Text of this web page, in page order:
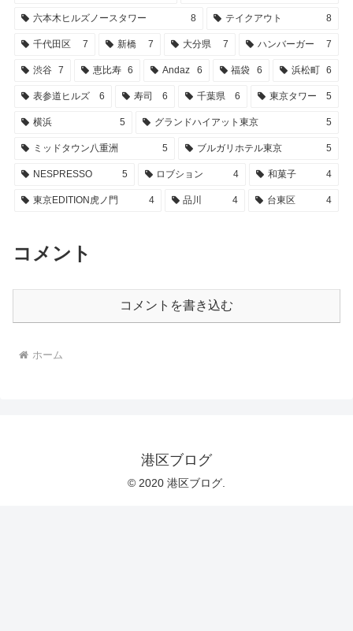
六本木ヒルズノースタワー 8 テイクアウト 8
千代田区 7 新橋 7 大分県 7 ハンバーガー 7
渋谷 7 恵比寿 6 Andaz 6 福袋 6 浜松町 6
表参道ヒルズ 6 寿司 6 千葉県 6 東京タワー 5
横浜 5 グランドハイアット東京 5
ミッドタウン八重洲 5 ブルガリホテル東京 5
NESPRESSO 5 ロブション 4 和菓子 4
東京EDITION虎ノ門 4 品川 4 台東区 4
コメント
コメントを書き込む
ホーム
港区ブログ
© 2020 港区ブログ.